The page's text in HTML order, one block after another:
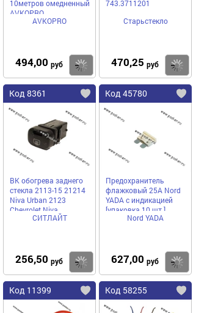
10метров омедненный
AVKOPRO
AVKOPRO
494,00 руб Купить
743.3711201
Старьстекло
470,25 руб
Код 8361
ВК обогрева заднего
стекла 2113-15 21214
Niva Urban 2123
Chevrolet Niva
СИТЛАЙТ 75.3710-
СИТЛАЙТ
256,50 руб Купить
Код 45780
Предохранитель
флажковый 25A Nord
YADA с индикацией
[упаковка 10 шт.]
Nord YADA
627,00 руб
Код 11399 Код 58255